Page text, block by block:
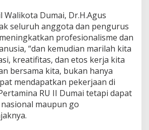
Walikota Dumai, Dr.H.Agus
seluruh anggota dan pengurus
profesionalisme dan
“dan kemudian marilah kita
kreatifitas, dan etos kerja kita
bersama kita, bukan hanya
mendapatkan pekerjaan di
RU II Dumai tetapi dapat
maupun go